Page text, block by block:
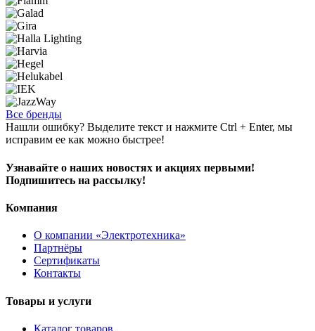
Все бренды
Нашли ошибку? Выделите текст и нажмите Ctrl + Enter, мы
исправим ее как можно быстрее!
Узнавайте о наших новостях и акциях первыми!
Подпишитесь на рассылку!
Компания
О компании «Электротехника»
Партнёры
Сертификаты
Контакты
Товары и услуги
Каталог товаров